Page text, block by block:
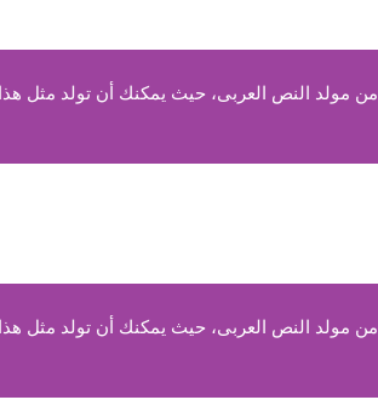
النص العربى، حيث يمكنك أن تولد مثل
النص العربى، حيث يمكنك أن تولد مثل